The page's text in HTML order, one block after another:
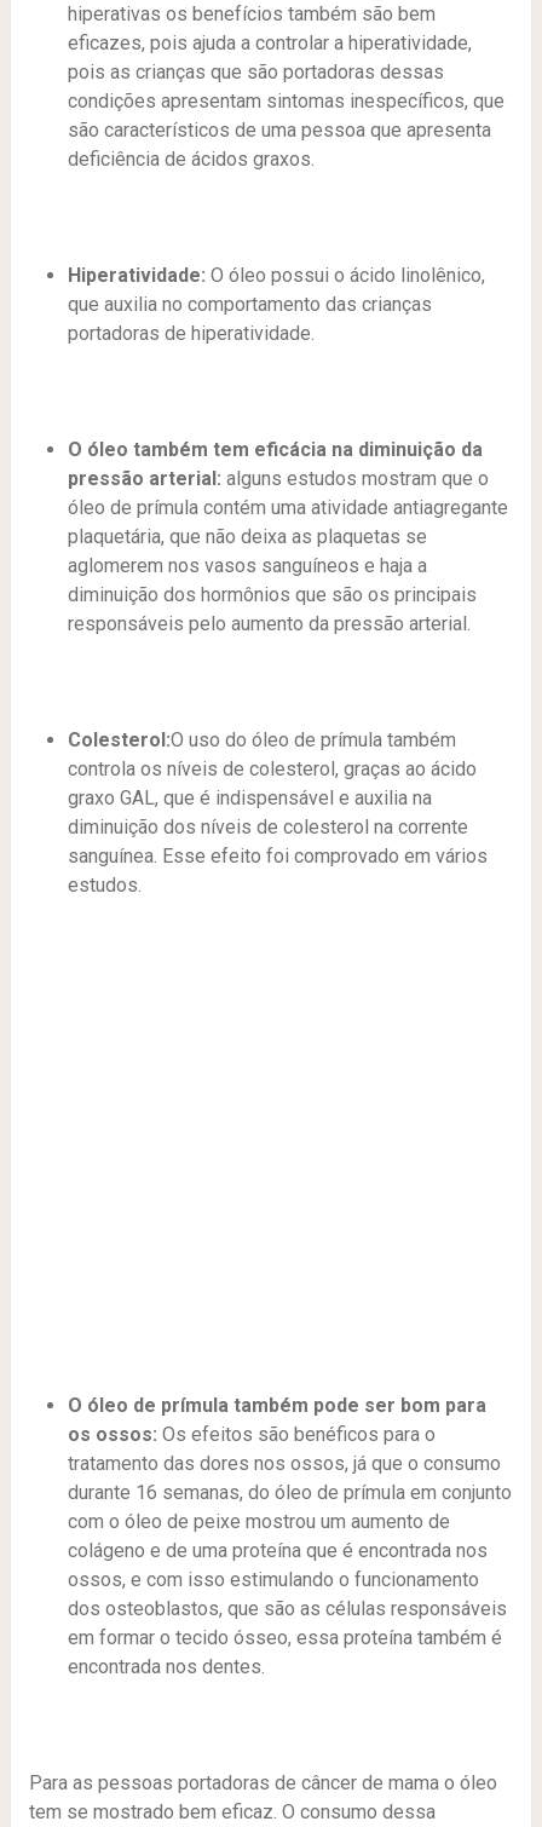
hiperativas os benefícios também são bem
eficazes, pois ajuda a controlar a hiperatividade,
pois as crianças que são portadoras dessas
condições apresentam sintomas inespecíficos, que
são característicos de uma pessoa que apresenta
deficiência de ácidos graxos.
Hiperatividade: O óleo possui o ácido linolênico,
que auxilia no comportamento das crianças
portadoras de hiperatividade.
O óleo também tem eficácia na diminuição da
pressão arterial: alguns estudos mostram que o
óleo de prímula contém uma atividade antiagregante
plaquetária, que não deixa as plaquetas se
aglomerem nos vasos sanguíneos e haja a
diminuição dos hormônios que são os principais
responsáveis pelo aumento da pressão arterial.
Colesterol:O uso do óleo de prímula também
controla os níveis de colesterol, graças ao ácido
graxo GAL, que é indispensável e auxilia na
diminuição dos níveis de colesterol na corrente
sanguínea. Esse efeito foi comprovado em vários
estudos.
O óleo de prímula também pode ser bom para
os ossos: Os efeitos são benéficos para o
tratamento das dores nos ossos, já que o consumo
durante 16 semanas, do óleo de prímula em conjunto
com o óleo de peixe mostrou um aumento de
colágeno e de uma proteína que é encontrada nos
ossos, e com isso estimulando o funcionamento
dos osteoblastos, que são as células responsáveis
em formar o tecido ósseo, essa proteína também é
encontrada nos dentes.
Para as pessoas portadoras de câncer de mama o óleo
tem se mostrado bem eficaz. O consumo dessa